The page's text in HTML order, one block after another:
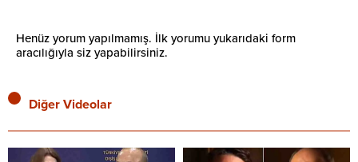
Henüz yorum yapılmamış. İlk yorumu yukarıdaki form
aracılığıyla siz yapabilirsiniz.
Diğer Videolar